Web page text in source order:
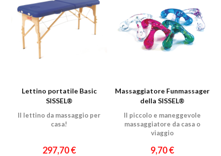
Lettino portatile Basic
SISSEL®
Il lettino da massaggio per
casa!
297,70 €
Massaggiatore Funmassager
della SISSEL®
Il piccolo e maneggevole
massaggiatore da casa o
viaggio
9,70 €